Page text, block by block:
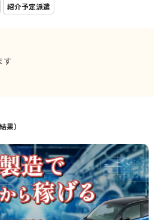
紹介予定派遣
す
果）